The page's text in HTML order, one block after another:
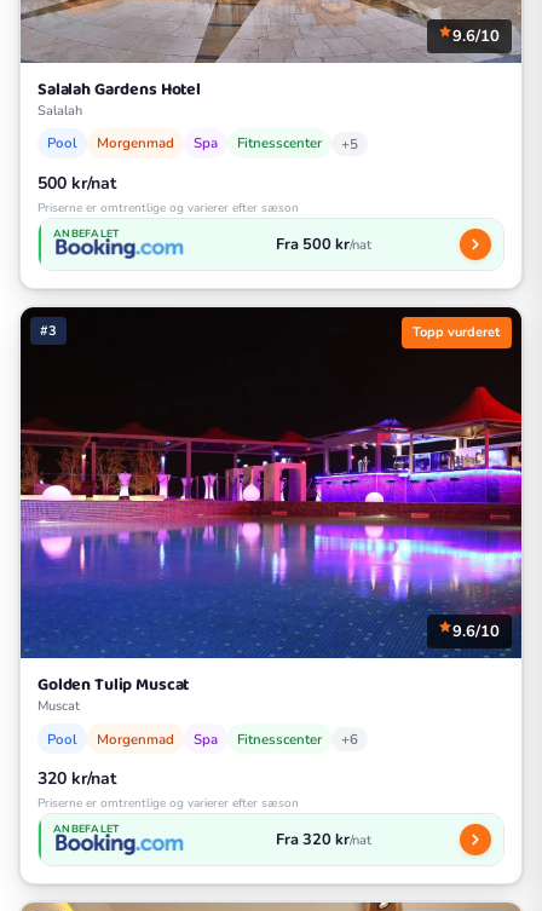
9.6/10
Salalah Gardens Hotel
Salalah
Pool Morgenmad Spa Fitnesscenter +5
500 kr/nat
Priserne er omtrentlige og varierer efter sæson
ANBEFALET Fra 500 kr/nat
#3 Topp vurderet
9.6/10
Golden Tulip Muscat
Muscat
Pool Morgenmad Spa Fitnesscenter +6
320 kr/nat
Priserne er omtrentlige og varierer efter sæson
ANBEFALET Fra 320 kr/nat